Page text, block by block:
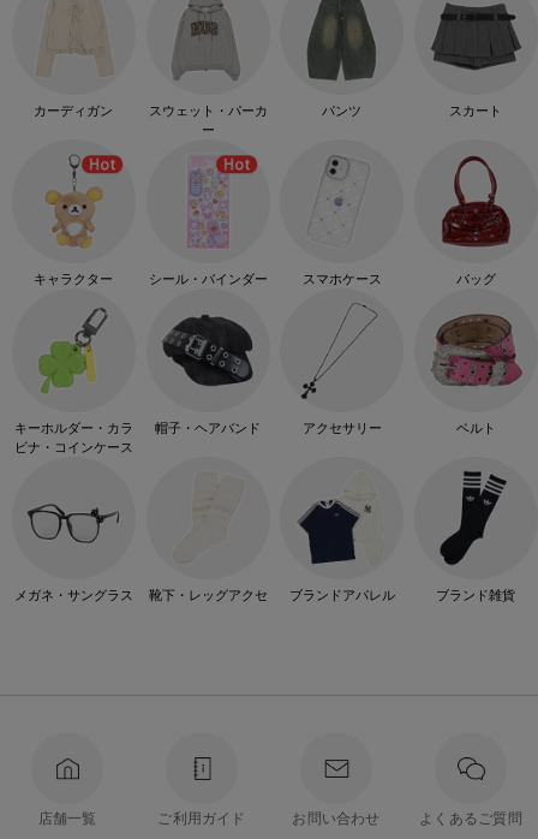
カーディガン
スウェット・パーカ
ー
パンツ スカート
キャラクター シール・バインダー スマホケース バッグ
キーホルダー・カラ
ビナ・コインケース
帽子・ヘアバンド アクセサリー ベルト
メガネ・サングラス 靴下・レッグアクセ ブランドアパレル ブランド雑貨
店舗一覧 ご利用ガイド お問い合わせ よくあるご質問